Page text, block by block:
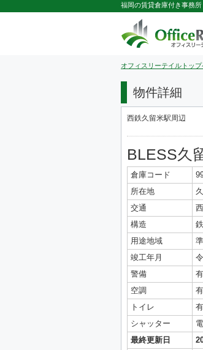
福岡の賃貸倉庫付き事務
オフィスリーテイルトップ
物件詳細
西鉄久留米駅周辺
BLESS久
倉庫コード
所在地
交通
構造
用途地域
竣工年月
警備
空調
トイレ
シャッター
最終更新日